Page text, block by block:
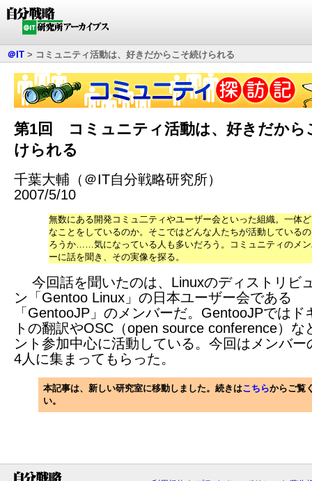
＠IT > コミュニティ活動は、好きだからこそ続けられる
第1回 コミュニティ活動は、好きだから
けられる
千葉大輔（＠IT自分戦略研究所）
2007/5/10
無数にある開発コミュ二ティやユーザー会といった組織。一体
なことをしているのか。そこではどんな人たちが活動している
ろうか……気になっている人も多いだろう。コミュニティのメ
ーに話を聞き、その実像を探る。
今回話を聞いたのは、Linuxのディストリビ
ン「Gentoo Linux」の日本ユーザー会である
「GentooJP」のメンバーだ。GentooJPではド
トの翻訳やOSC（open source conference）な
ント参加中心に活動している。今回はメンバー
4人に集まってもらった。
本記事は、新しい研究室に移動しました。続きはこちらからご覧
い。